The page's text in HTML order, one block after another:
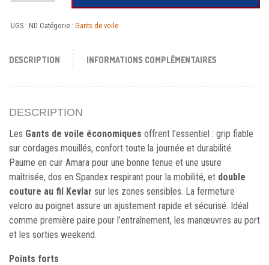
UGS : ND Catégorie : Gants de voile
DESCRIPTION INFORMATIONS COMPLÉMENTAIRES
DESCRIPTION
Les Gants de voile économiques offrent l’essentiel : grip fiable
sur cordages mouillés, confort toute la journée et durabilité.
Paume en cuir Amara pour une bonne tenue et une usure
maîtrisée, dos en Spandex respirant pour la mobilité, et double
couture au fil Kevlar sur les zones sensibles. La fermeture
velcro au poignet assure un ajustement rapide et sécurisé. Idéal
comme première paire pour l’entraînement, les manœuvres au port
et les sorties weekend.
Points forts